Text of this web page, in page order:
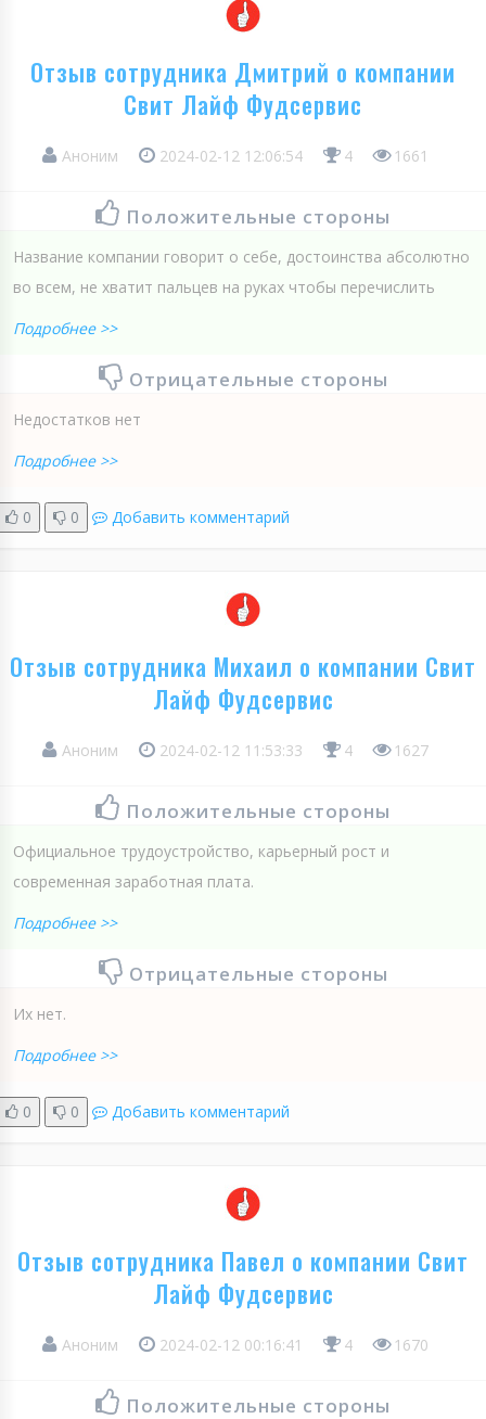
Отзыв сотрудника Дмитрий о компании
Свит Лайф Фудсервис
Аноним 2024-02-12 12:06:54 4 1661
Положительные стороны
Название компании говорит о себе, достоинства абсолютно
во всем, не хватит пальцев на руках чтобы перечислить
Подробнее >>
Отрицательные стороны
Недостатков нет
Подробнее >>
0 0 Добавить комментарий
Отзыв сотрудника Михаил о компании Свит
Лайф Фудсервис
Аноним 2024-02-12 11:53:33 4 1627
Положительные стороны
Официальное трудоустройство, карьерный рост и
современная заработная плата.
Подробнее >>
Отрицательные стороны
Их нет.
Подробнее >>
0 0 Добавить комментарий
Отзыв сотрудника Павел о компании Свит
Лайф Фудсервис
Аноним 2024-02-12 00:16:41 4 1670
Положительные стороны